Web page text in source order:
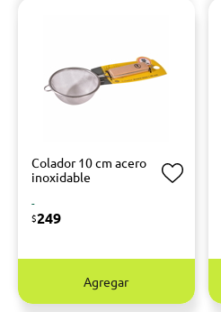
Colador 10 cm acero
inoxidable
-
$249
Agregar